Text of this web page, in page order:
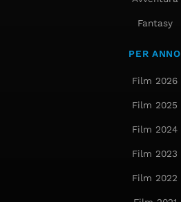
Fantasy
PER ANNO
Film 2026
Film 2025
Film 2024
Film 2023
Film 2022